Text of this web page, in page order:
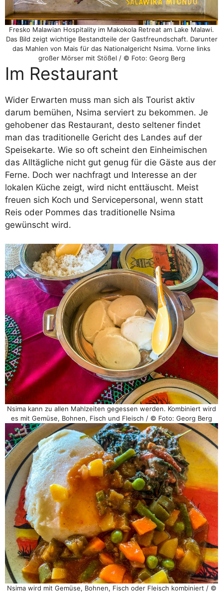
Fresko Malawian Hospitality im Makokola Retreat am Lake Malawi.
Das Bild zeigt wichtige Bestandteile der Gastfreundschaft. Darunter
das Mahlen von Mais für das Nationalgericht Nsima. Vorne links
großer Mörser mit Stößel / © Foto: Georg Berg
Im Restaurant
Wider Erwarten muss man sich als Tourist aktiv
darum bemühen, Nsima serviert zu bekommen. Je
gehobener das Restaurant, desto seltener findet
man das traditionelle Gericht des Landes auf der
Speisekarte. Wie so oft scheint den Einheimischen
das Alltägliche nicht gut genug für die Gäste aus der
Ferne. Doch wer nachfragt und Interesse an der
lokalen Küche zeigt, wird nicht enttäuscht. Meist
freuen sich Koch und Servicepersonal, wenn statt
Reis oder Pommes das traditionelle Nsima
gewünscht wird.
Nsima kann zu allen Mahlzeiten gegessen werden. Kombiniert wird
es mit Gemüse, Bohnen, Fisch und Fleisch / © Foto: Georg Berg
Nsima wird mit Gemüse, Bohnen, Fisch oder Fleisch kombiniert / ©